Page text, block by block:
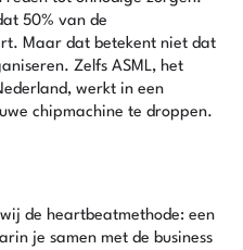
50% van de
Maar dat betekent niet dat
Zelfs ASML, het
werkt in een
chipmachine te droppen.
de heartbeatmethode: een
je samen met de business